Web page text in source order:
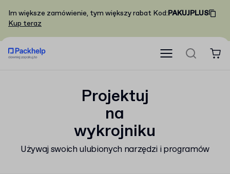
Im większe zamówienie, tym większy rabat Kod:PAKUJPLUS
Kup teraz
Projektuj
na
wykrojniku
Używaj swoich ulubionych narzędzi i programów